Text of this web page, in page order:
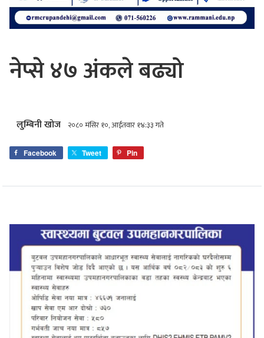
नेप्से ४७ अंकले बढ्यो
लुम्बिनी खोज २०८० मंसिर १०, आईतवार १४:३३ गते
Facebook Tweet Pin